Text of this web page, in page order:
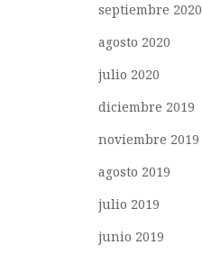
septiembre 2020
agosto 2020
julio 2020
diciembre 2019
noviembre 2019
agosto 2019
julio 2019
junio 2019